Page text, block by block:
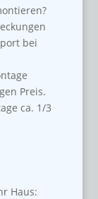
bei
Preis.
ca. 1/3
Haus: